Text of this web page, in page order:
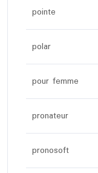
pointe
polar
pour femme
pronateur
pronosoft